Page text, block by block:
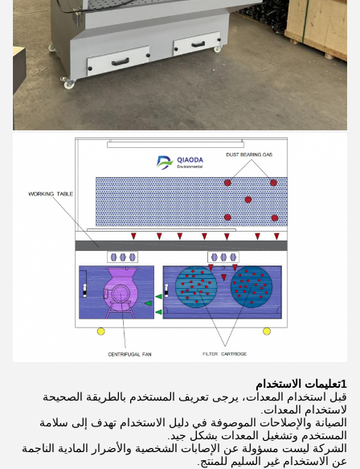
1تعليمات الاستخدام
قبل استخدام المعدات، يرجى تعريف المستخدم بالطريقة الصحيحة
لاستخدام المعدات.
الصيانة والإصلاحات الموصوفة في دليل الاستخدام تهدف إلى سلامة
المستخدم وتشغيل المعدات بشكل جيد.
الشركة ليست مسؤولة عن الإصابات الشخصية والأضرار المادية الناجمة
عن الاستخدام غير السليم للمنتج.